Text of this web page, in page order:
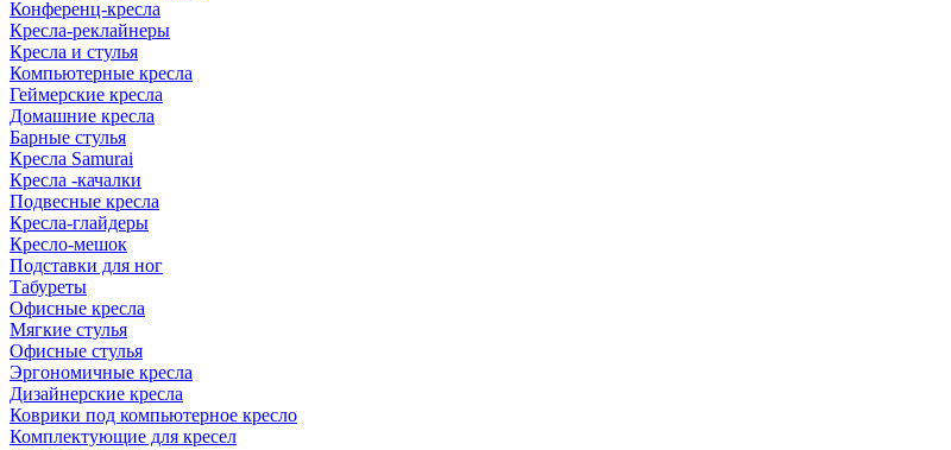
Конференц-кресла
Кресла-реклайнеры
Кресла и стулья
Компьютерные кресла
Геймерские кресла
Домашние кресла
Барные стулья
Кресла Samurai
Кресла -качалки
Подвесные кресла
Кресла-глайдеры
Кресло-мешок
Подставки для ног
Табуреты
Офисные кресла
Мягкие стулья
Офисные стулья
Эргономичные кресла
Дизайнерские кресла
Коврики под компьютерное кресло
Комплектующие для кресел